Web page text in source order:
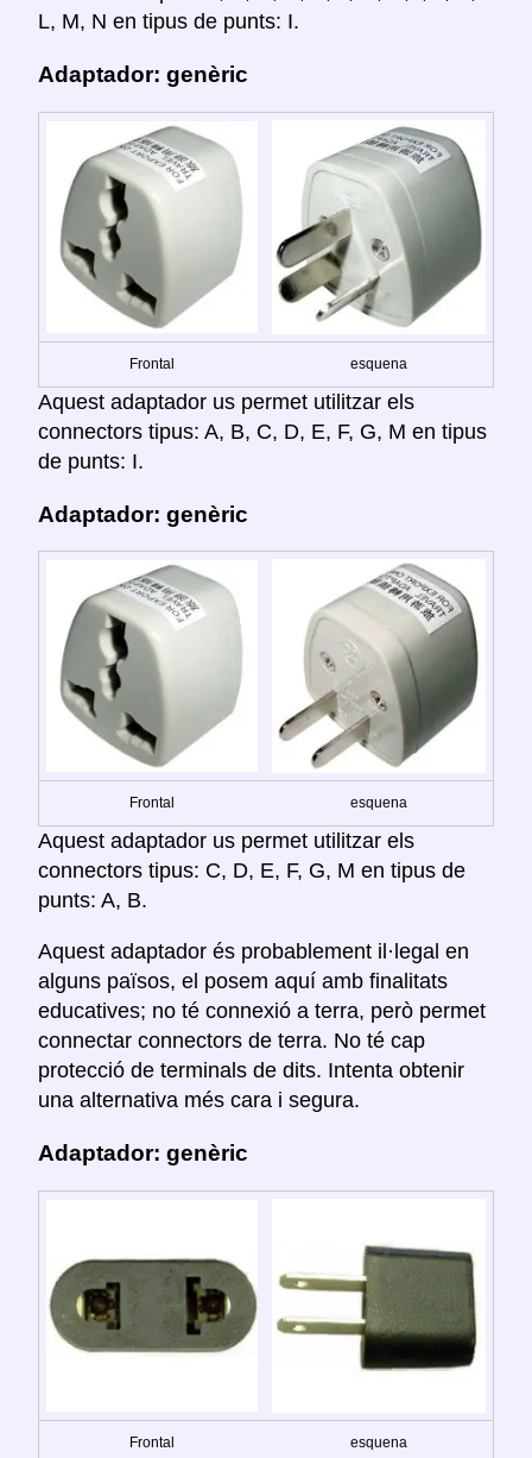
L, M, N en tipus de punts: I.
Adaptador: genèric
Frontal esquena
Aquest adaptador us permet utilitzar els
connectors tipus: A, B, C, D, E, F, G, M en tipus
de punts: I.
Adaptador: genèric
Frontal esquena
Aquest adaptador us permet utilitzar els
connectors tipus: C, D, E, F, G, M en tipus de
punts: A, B.
Aquest adaptador és probablement il·legal en
alguns països, el posem aquí amb finalitats
educatives; no té connexió a terra, però permet
connectar connectors de terra. No té cap
protecció de terminals de dits. Intenta obtenir
una alternativa més cara i segura.
Adaptador: genèric
Frontal esquena